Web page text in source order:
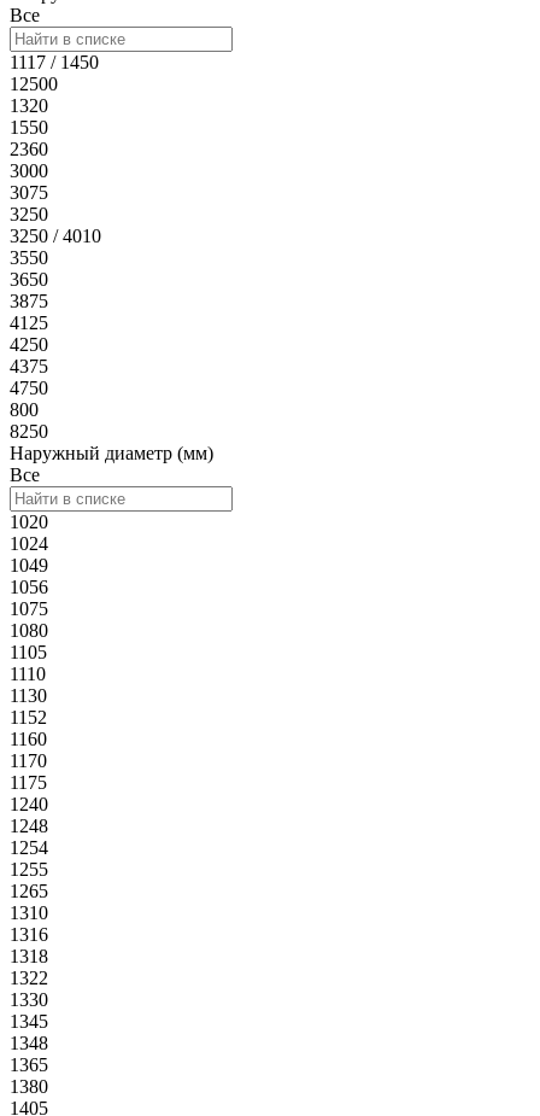
Все
1117 / 1450
12500
1320
1550
2360
3000
3075
3250
3250 / 4010
3550
3650
3875
4125
4250
4375
4750
800
8250
Наружный диаметр (мм)
Все
1020
1024
1049
1056
1075
1080
1105
1110
1130
1152
1160
1170
1175
1240
1248
1254
1255
1265
1310
1316
1318
1322
1330
1345
1348
1365
1380
1405